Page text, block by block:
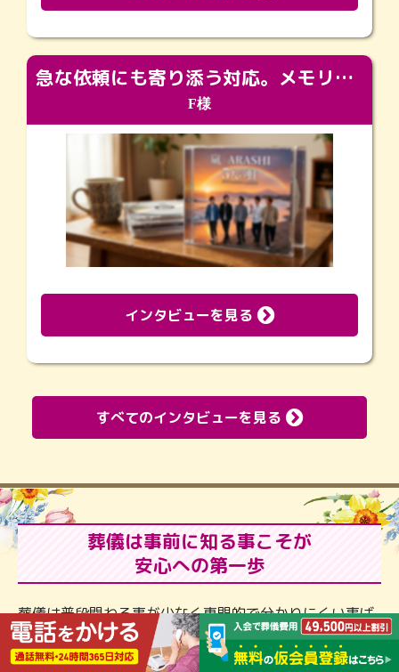
急な依頼にも寄り添う対応。メモリアルコーナーで振り返る大切な日々
F様
インタビューを見る
すべてのインタビューを見る
葬儀は事前に知る事こそが
安心への第一歩
葬儀は普段関わる事が少なく専門的で分かりにくい事ば
かりです。また、葬儀社によってサービスや内容、金額
が違います。 ひと昔前までは「縁起が悪い…」「まだ先